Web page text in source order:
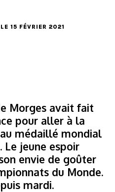
15 FÉVRIER 2021
Morges avait fait
pour aller à la
médaillé mondial
Le jeune espoir
envie de goûter
du Monde.
mardi.